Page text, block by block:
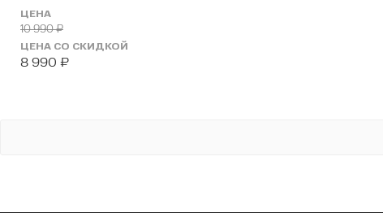
ЦЕНА
10 990₽
ЦЕНА СО СКИДКОЙ
8 990 ₽